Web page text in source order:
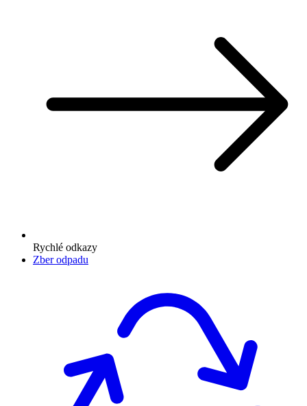
Rychlé odkazy
Zber odpadu